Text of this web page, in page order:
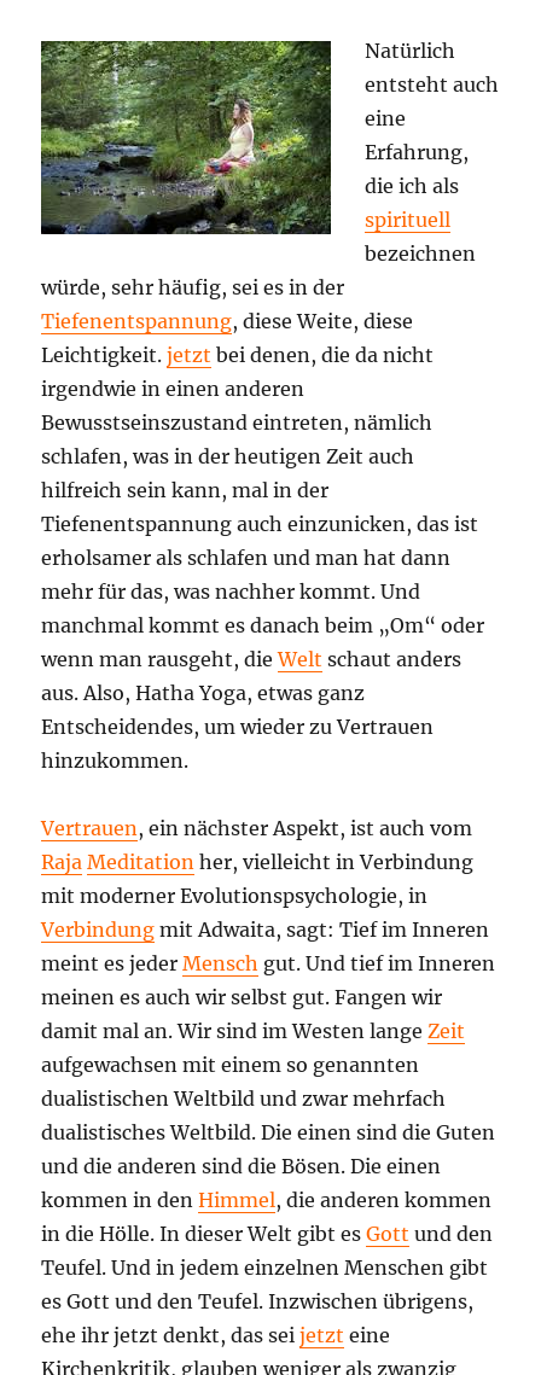
Natürlich
entsteht auch
eine
Erfahrung,
die ich als
spirituell
bezeichnen
würde, sehr häufig, sei es in der
Tiefenentspannung, diese Weite, diese
Leichtigkeit.jetzt bei denen, die da nicht
irgendwie in einen anderen
Bewusstseinszustand eintreten, nämlich
schlafen, was in der heutigen Zeit auch
hilfreich sein kann, mal in der
Tiefenentspannung auch einzunicken, das ist
erholsamer als schlafen und man hat dann
mehr für das, was nachher kommt. Und
manchmal kommt es danach beim „Om“ oder
wenn man rausgeht, dieWelt schaut anders
aus. Also, Hatha Yoga, etwas ganz
Entscheidendes, um wieder zu Vertrauen
hinzukommen.
Vertrauen , ein nächster Aspekt, ist auch vom
Raja Meditation her, vielleicht in Verbindung
mit moderner Evolutionspsychologie, in
Verbindung mit Adwaita, sagt: Tief im Inneren
meint es jederMensch gut. Und tief im Inneren
meinen es auch wir selbst gut. Fangen wir
damit mal an. Wir sind im Westen lange Zeit
aufgewachsen mit einem so genannten
dualistischen Weltbild und zwar mehrfach
dualistisches Weltbild. Die einen sind die Guten
und die anderen sind die Bösen. Die einen
kommen in denHimmel, die anderen kommen
in die Hölle. In dieser Welt gibt esGott und den
Teufel. Und in jedem einzelnen Menschen gibt
es Gott und den Teufel. Inzwischen übrigens,
ehe ihr jetzt denkt, das seijetzt eine
Kirchenkritik, glauben weniger als zwanzig